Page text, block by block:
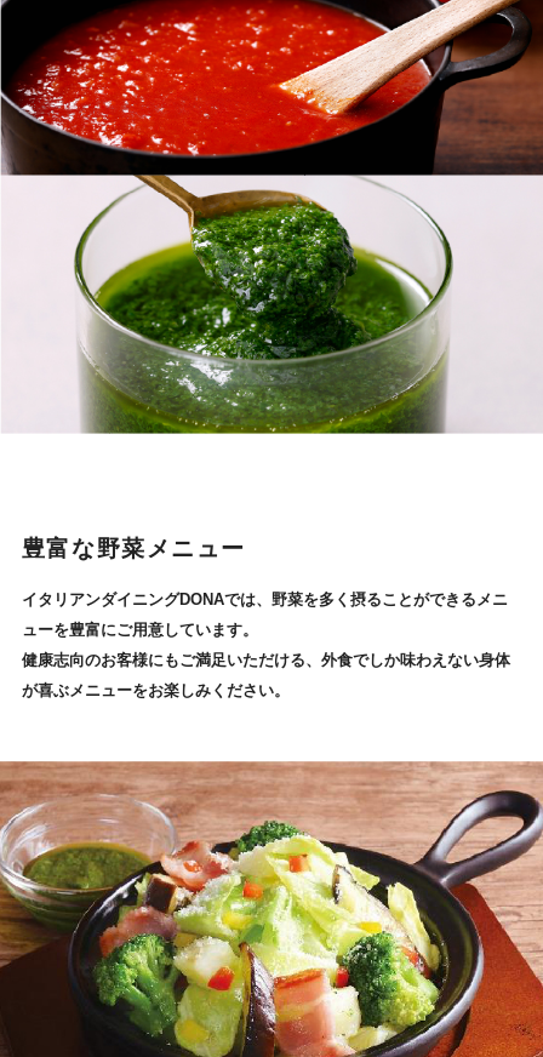
豊富な野菜メニュー
イタリアンダイニングDONAでは、野菜を多く摂ることができるメニ
ューを豊富にご用意しています。
健康志向のお客様にもご満足いただける、外食でしか味わえない身体
が喜ぶメニューをお楽しみください。